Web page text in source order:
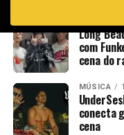
Long
com
cena do
MÚSICA
conecta
cena